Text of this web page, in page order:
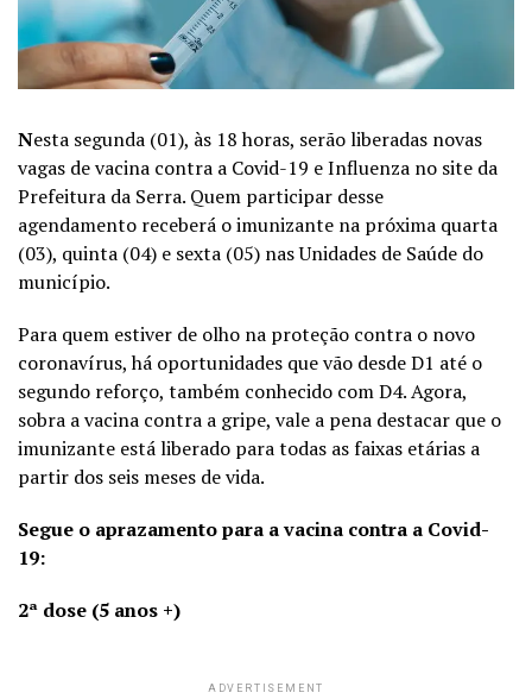
Nesta segunda (01), às 18 horas, serão liberadas novas
vagas de vacina contra a Covid-19 e Influenza no site da
Prefeitura da Serra. Quem participar desse
agendamento receberá o imunizante na próxima quarta
(03), quinta (04) e sexta (05) nas Unidades de Saúde do
município.
Para quem estiver de olho na proteção contra o novo
coronavírus, há oportunidades que vão desde D1 até o
segundo reforço, também conhecido com D4. Agora,
sobra a vacina contra a gripe, vale a pena destacar que o
imunizante está liberado para todas as faixas etárias a
partir dos seis meses de vida.
Segue o aprazamento para a vacina contra a Covid-
19:
2ª dose (5 anos +)
ADVERTISEMENT